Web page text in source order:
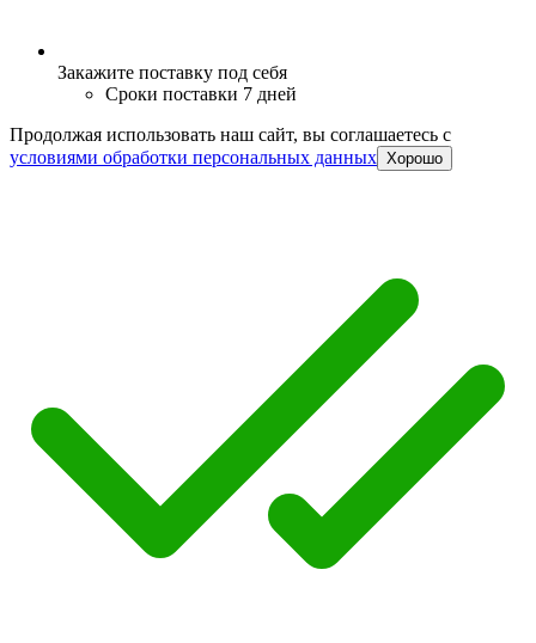
Закажите поставку под себя
Сроки поставки 7 дней
Продолжая использовать наш сайт, вы соглашаетесь c
условиями обработки персональных данных Хорошо